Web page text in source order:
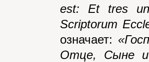
est: Et tres
Scriptorum
означает:
Отце, Сыне и